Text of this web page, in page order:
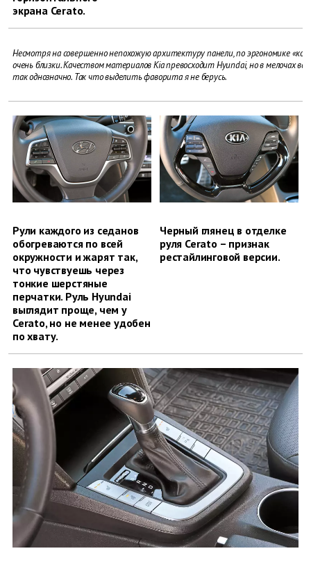
экрана Cerato.
Несмотря на совершенно непохожую архитектуру панели, по эргономике
очень близки. Качеством материалов Kia превосходит Hyundai, но в мелочах все
так однозначно. Так что выделить фаворита я не берусь.
Рули каждого из седанов
обогреваются по всей
окружности и жарят так,
что чувствуешь через
тонкие шерстяные
перчатки. Руль Hyundai
выглядит проще, чем у
Cerato, но не менее удобен
по хвату.
Черный глянец в отделке
руля Cerato – признак
рестайлинговой версии.